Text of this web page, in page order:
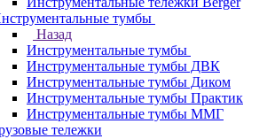
тумбы
Назад
Инструментальные тумбы
Инструментальные тумбы ДВК
Инструментальные тумбы Диком
Инструментальные тумбы Практик
Инструментальные тумбы ММГ
тележки